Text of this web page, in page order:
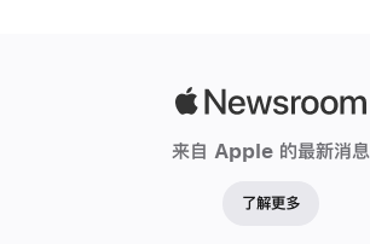
来自 Apple 的最新消息
了解更多